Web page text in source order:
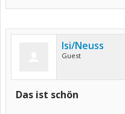
Isi/Neuss
Guest
Das ist schön